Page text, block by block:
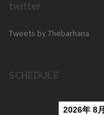
twitter
Tweets by Thebarhana
SCHEDULE
2026年 8月